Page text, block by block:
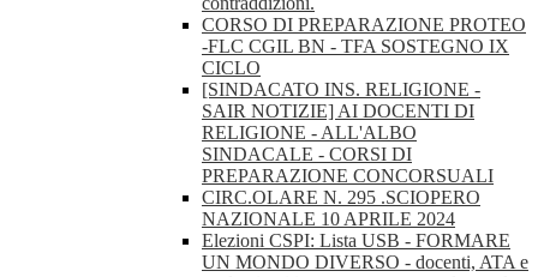
CORSO DI PREPARAZIONE PROTEO
-FLC CGIL BN - TFA SOSTEGNO IX
CICLO
[SINDACATO INS. RELIGIONE -
SAIR NOTIZIE] AI DOCENTI DI
RELIGIONE - ALL'ALBO
SINDACALE - CORSI DI
PREPARAZIONE CONCORSUALI
CIRC.OLARE N. 295 .SCIOPERO
NAZIONALE 10 APRILE 2024
Elezioni CSPI: Lista USB - FORMARE
UN MONDO DIVERSO - docenti, ATA e